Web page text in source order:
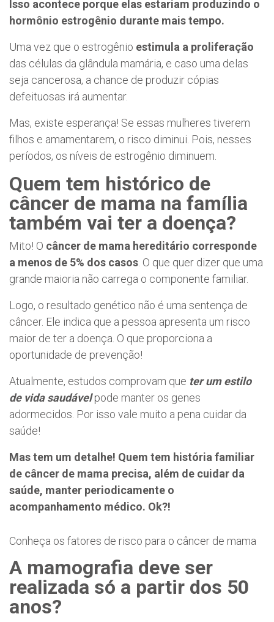
Isso acontece porque elas estariam produzindo o
hormônio estrogênio durante mais tempo.
Uma vez que o estrogênio estimula a proliferação
das células da glândula mamária, e caso uma delas
seja cancerosa, a chance de produzir cópias
defeituosas irá aumentar.
Mas, existe esperança! Se essas mulheres tiverem
filhos e amamentarem, o risco diminui. Pois, nesses
períodos, os níveis de estrogênio diminuem.
Quem tem histórico de
câncer de mama na família
também vai ter a doença?
Mito! O câncer de mama hereditário corresponde
a menos de 5% dos casos . O que quer dizer que uma
grande maioria não carrega o componente familiar.
Logo, o resultado genético não é uma sentença de
câncer. Ele indica que a pessoa apresenta um risco
maior de ter a doença. O que proporciona a
oportunidade de prevenção!
Atualmente, estudos comprovam que ter um estilo
de vida saudávelpode manter os genes
adormecidos. Por isso vale muito a pena cuidar da
saúde!
Mas tem um detalhe! Quem tem história familiar
de câncer de mama precisa, além de cuidar da
saúde, manter periodicamente o
acompanhamento médico. Ok?!
Conheça os fatores de risco para o câncer de mama
A mamografia deve ser
realizada só a partir dos 50
anos?